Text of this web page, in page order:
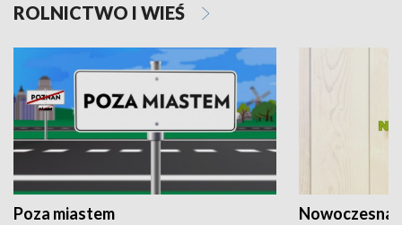
ROLNICTWO I WIEŚ
Poza miastem Nowoczesna